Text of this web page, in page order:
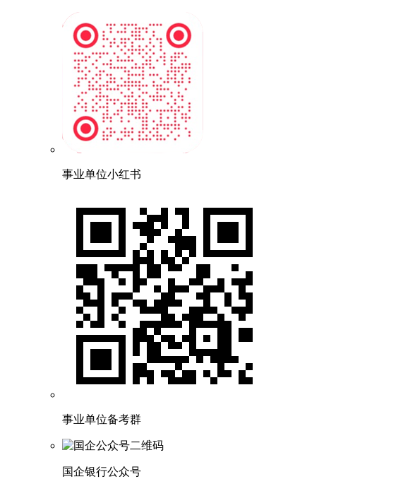
事业单位小红书
事业单位备考群
国企银行公众号